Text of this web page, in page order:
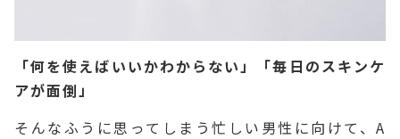
「何を使えばいいかわからない」「毎日のスキンケ
アが面倒」
そんなふうに思ってしまう忙しい男性に向けて、A